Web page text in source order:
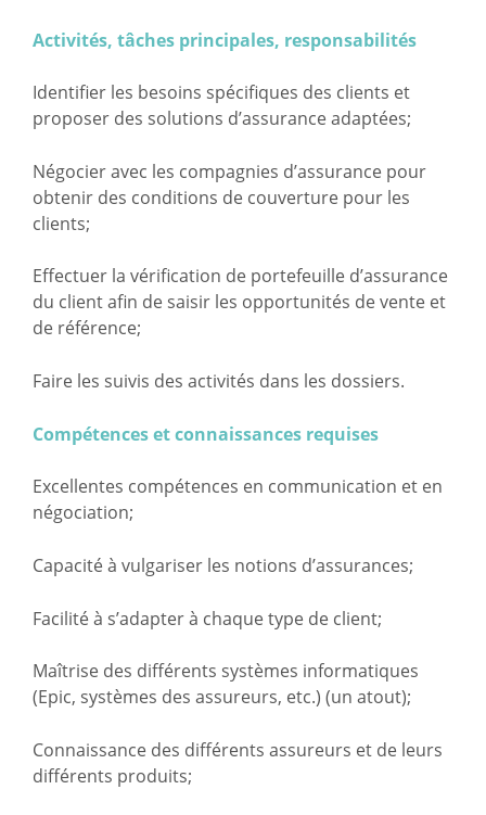
Activités, tâches principales, responsabilités
Identifier les besoins spécifiques des clients et
proposer des solutions d’assurance adaptées;
Négocier avec les compagnies d’assurance pour
obtenir des conditions de couverture pour les
clients;
Effectuer la vérification de portefeuille d’assurance
du client afin de saisir les opportunités de vente et
de référence;
Faire les suivis des activités dans les dossiers.
Compétences et connaissances requises
Excellentes compétences en communication et en
négociation;
Capacité à vulgariser les notions d’assurances;
Facilité à s’adapter à chaque type de client;
Maîtrise des différents systèmes informatiques
(Epic, systèmes des assureurs, etc.) (un atout);
Connaissance des différents assureurs et de leurs
différents produits;